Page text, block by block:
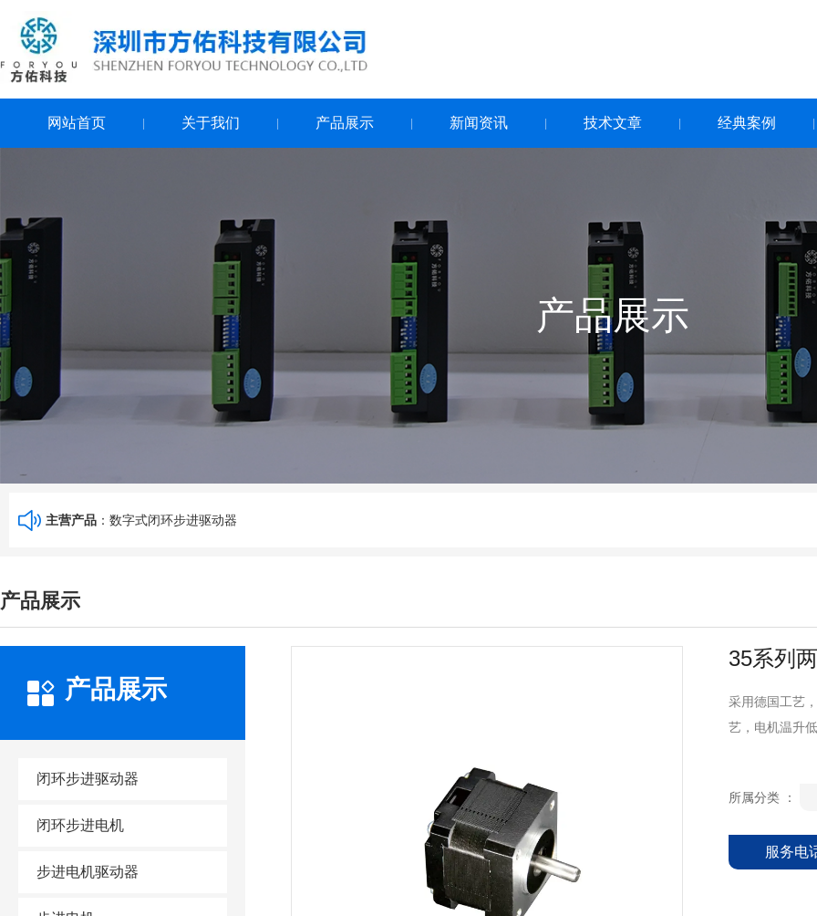
网站首页 | 关于我们 | 产品展示 | 新闻资讯 | 技术文章 | 经典案例 |
产品展示
主营产品 ：数字式闭环步进驱动器
产品展示
产品展示
闭环步进驱动器
闭环步进电机
步进电机驱动器
35系列
采用德国工艺
艺，电机温升
所属分类 ：
服务电